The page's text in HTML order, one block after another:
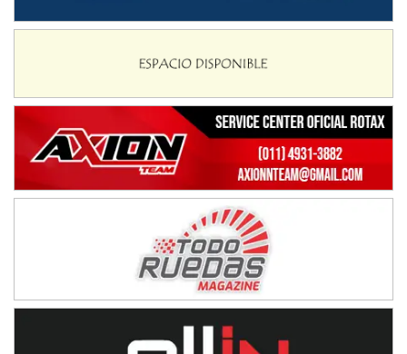
Avellaneda (Santa Fe)
José Samuel Sánchez (Tierra)
Juan Navarro (Asfalto)
El Timbó (Tucumán)